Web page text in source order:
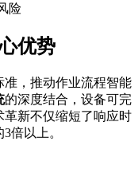
险
优势
，推动作业流程智能
的深度结合，设备可完
革新不仅缩短了响应时
倍以上。